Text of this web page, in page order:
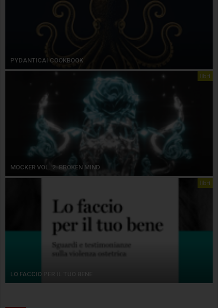
PYDANTICAI COOKBOOK
libri
MOCKER VOL. 2. BROKEN MIND
libri
LO FACCIO PER IL TUO BENE